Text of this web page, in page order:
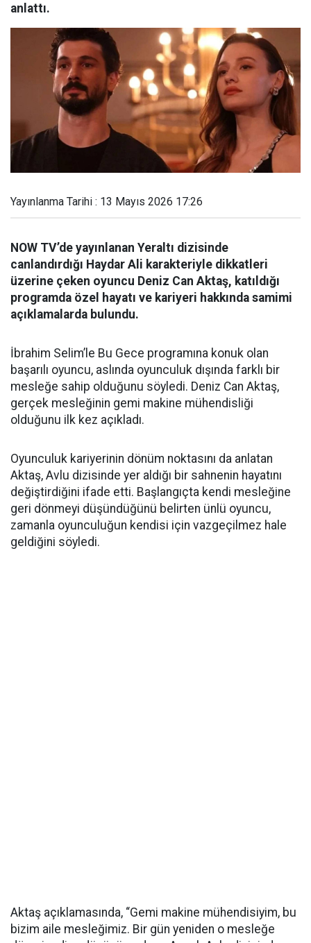
anlattı.
Yayınlanma Tarihi : 13 Mayıs 2026 17:26
NOW TV’de yayınlanan Yeraltı dizisinde
canlandırdığı Haydar Ali karakteriyle dikkatleri
üzerine çeken oyuncu Deniz Can Aktaş, katıldığı
programda özel hayatı ve kariyeri hakkında samimi
açıklamalarda bulundu.
İbrahim Selim’le Bu Gece programına konuk olan
başarılı oyuncu, aslında oyunculuk dışında farklı bir
mesleğe sahip olduğunu söyledi. Deniz Can Aktaş,
gerçek mesleğinin gemi makine mühendisliği
olduğunu ilk kez açıkladı.
Oyunculuk kariyerinin dönüm noktasını da anlatan
Aktaş, Avlu dizisinde yer aldığı bir sahnenin hayatını
değiştirdiğini ifade etti. Başlangıçta kendi mesleğine
geri dönmeyi düşündüğünü belirten ünlü oyuncu,
zamanla oyunculuğun kendisi için vazgeçilmez hale
geldiğini söyledi.
Aktaş açıklamasında, “Gemi makine mühendisiyim, bu
bizim aile mesleğimiz. Bir gün yeniden o mesleğe